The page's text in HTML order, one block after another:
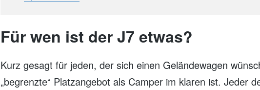
Für wen ist der J7 etwas?
Kurz gesagt für jeden, der sich einen Geländewagen
„begrenzte“ Platzangebot als Camper im klaren ist. Jeder